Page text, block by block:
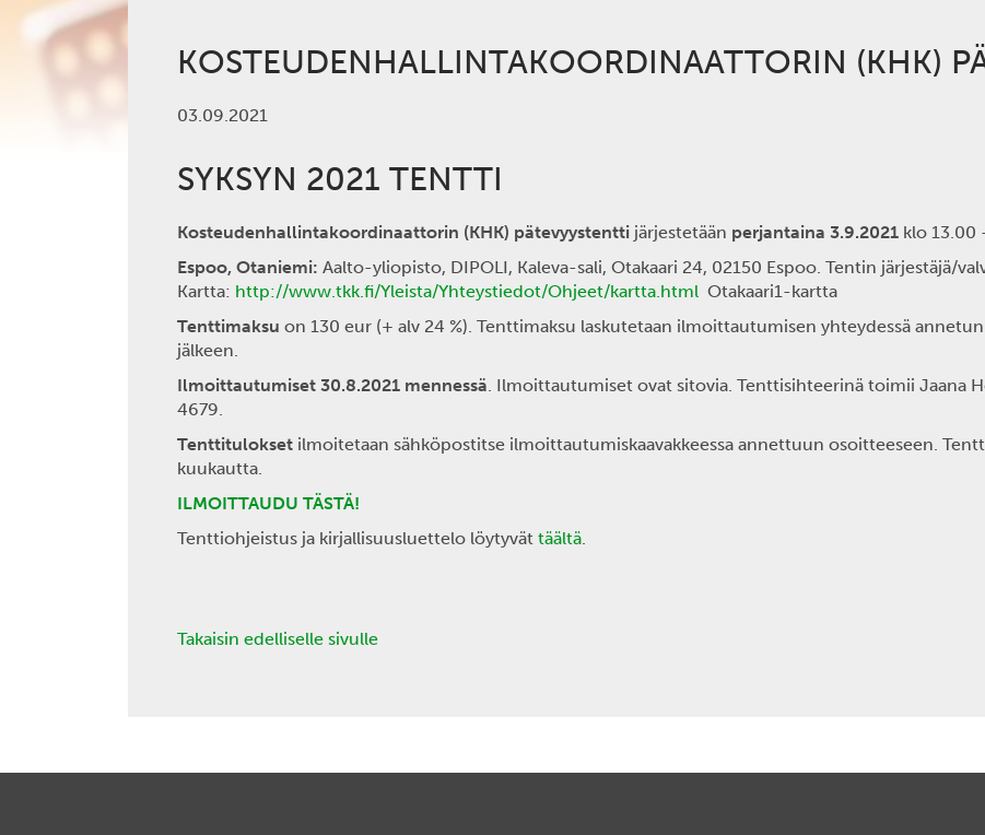
KOSTEUDENHALLINTAKOORDINAATTORIN (KHK)
03.09.2021
SYKSYN 2021 TENTTI
Kosteudenhallintakoordinaattorin (KHK) pätevyystentti järjestetään perjantaina 3.9.2021 klo 13.00
Espoo, Otaniemi: Aalto-yliopisto, DIPOLI, Kaleva-sali, Otakaari 24, 02150 Espoo. Tentin järjestäjä/
Kartta: http://www.tkk.fi/Yleista/Yhteystiedot/Ohjeet/kartta.html Otakaari1-kartta
Tenttimaksu on 130 eur (+ alv 24 %). Tenttimaksu laskutetaan ilmoittautumisen yhteydessä
jälkeen.
Ilmoittautumiset 30.8.2021 mennessä. Ilmoittautumiset ovat sitovia. Tenttisihteerinä toimii Jaana
4679.
Tenttitulokset ilmoitetaan sähköpostitse ilmoittautumiskaavakkeessa annettuun osoitteeseen.
kuukautta.
ILMOITTAUDU TÄSTÄ!
Tenttiohjeistus ja kirjallisuusluettelo löytyvät täältä.
Takaisin edelliselle sivulle